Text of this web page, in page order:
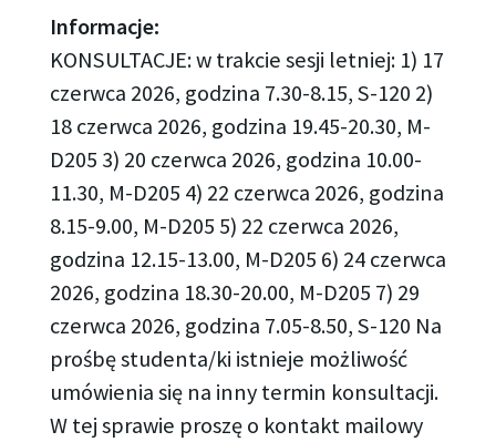
Informacje:
KONSULTACJE: w trakcie sesji letniej: 1) 17
czerwca 2026, godzina 7.30-8.15, S-120 2)
18 czerwca 2026, godzina 19.45-20.30, M-
D205 3) 20 czerwca 2026, godzina 10.00-
11.30, M-D205 4) 22 czerwca 2026, godzina
8.15-9.00, M-D205 5) 22 czerwca 2026,
godzina 12.15-13.00, M-D205 6) 24 czerwca
2026, godzina 18.30-20.00, M-D205 7) 29
czerwca 2026, godzina 7.05-8.50, S-120 Na
prośbę studenta/ki istnieje możliwość
umówienia się na inny termin konsultacji.
W tej sprawie proszę o kontakt mailowy